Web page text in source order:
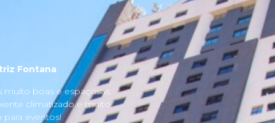
muito boas e espaçosas.
climatizado e muito
eventos!
Fontana